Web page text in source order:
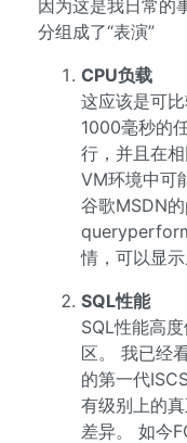
因为这是我日常的
分组成了“表演”
CPU负载
这应该是可
1000毫秒的
行，并且在
VM环境中可
谷歌MSDN
情，可以显
SQL性能
SQL性能高
区。 我已经
的第一代
有级别上的
差异。 如今